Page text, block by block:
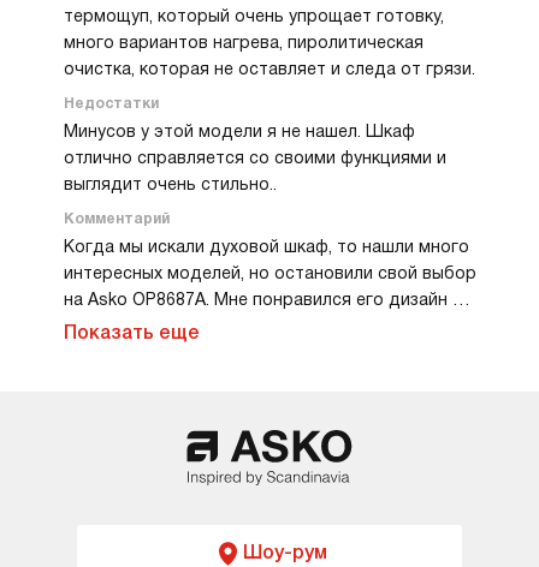
термощуп, который очень упрощает готовку,
много вариантов нагрева, пиролитическая
очистка, которая не оставляет и следа от грязи.
Недостатки
Минусов у этой модели я не нашел. Шкаф
отлично справляется со своими функциями и
выглядит очень стильно..
Комментарий
Когда мы искали духовой шкаф, то нашли много
интересных моделей, но остановили свой выбор
на Asko OP8687A. Мне понравился его дизайн и
многочисленные функции, которые в нем
автоматических режимов, включая
приготовление на пару, размораживание,
подогрев тарелок, пирог и многое другое. Все
выбрать автоматические, в зависимости от
Показать еще
Шоу-рум